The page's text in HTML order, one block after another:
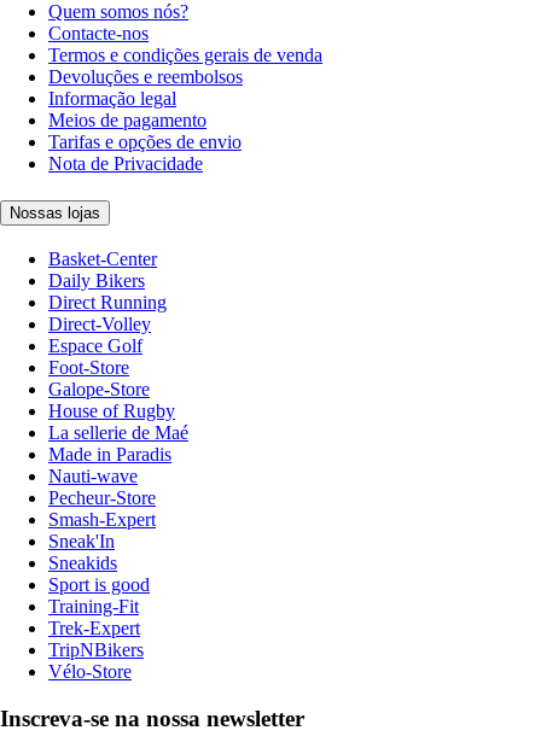
Quem somos nós?
Contacte-nos
Termos e condições gerais de venda
Devoluções e reembolsos
Informação legal
Meios de pagamento
Tarifas e opções de envio
Nota de Privacidade
Nossas lojas
Basket-Center
Daily Bikers
Direct Running
Direct-Volley
Espace Golf
Foot-Store
Galope-Store
House of Rugby
La sellerie de Maé
Made in Paradis
Nauti-wave
Pecheur-Store
Smash-Expert
Sneak'In
Sneakids
Sport is good
Training-Fit
Trek-Expert
TripNBikers
Vélo-Store
Inscreva-se na nossa newsletter